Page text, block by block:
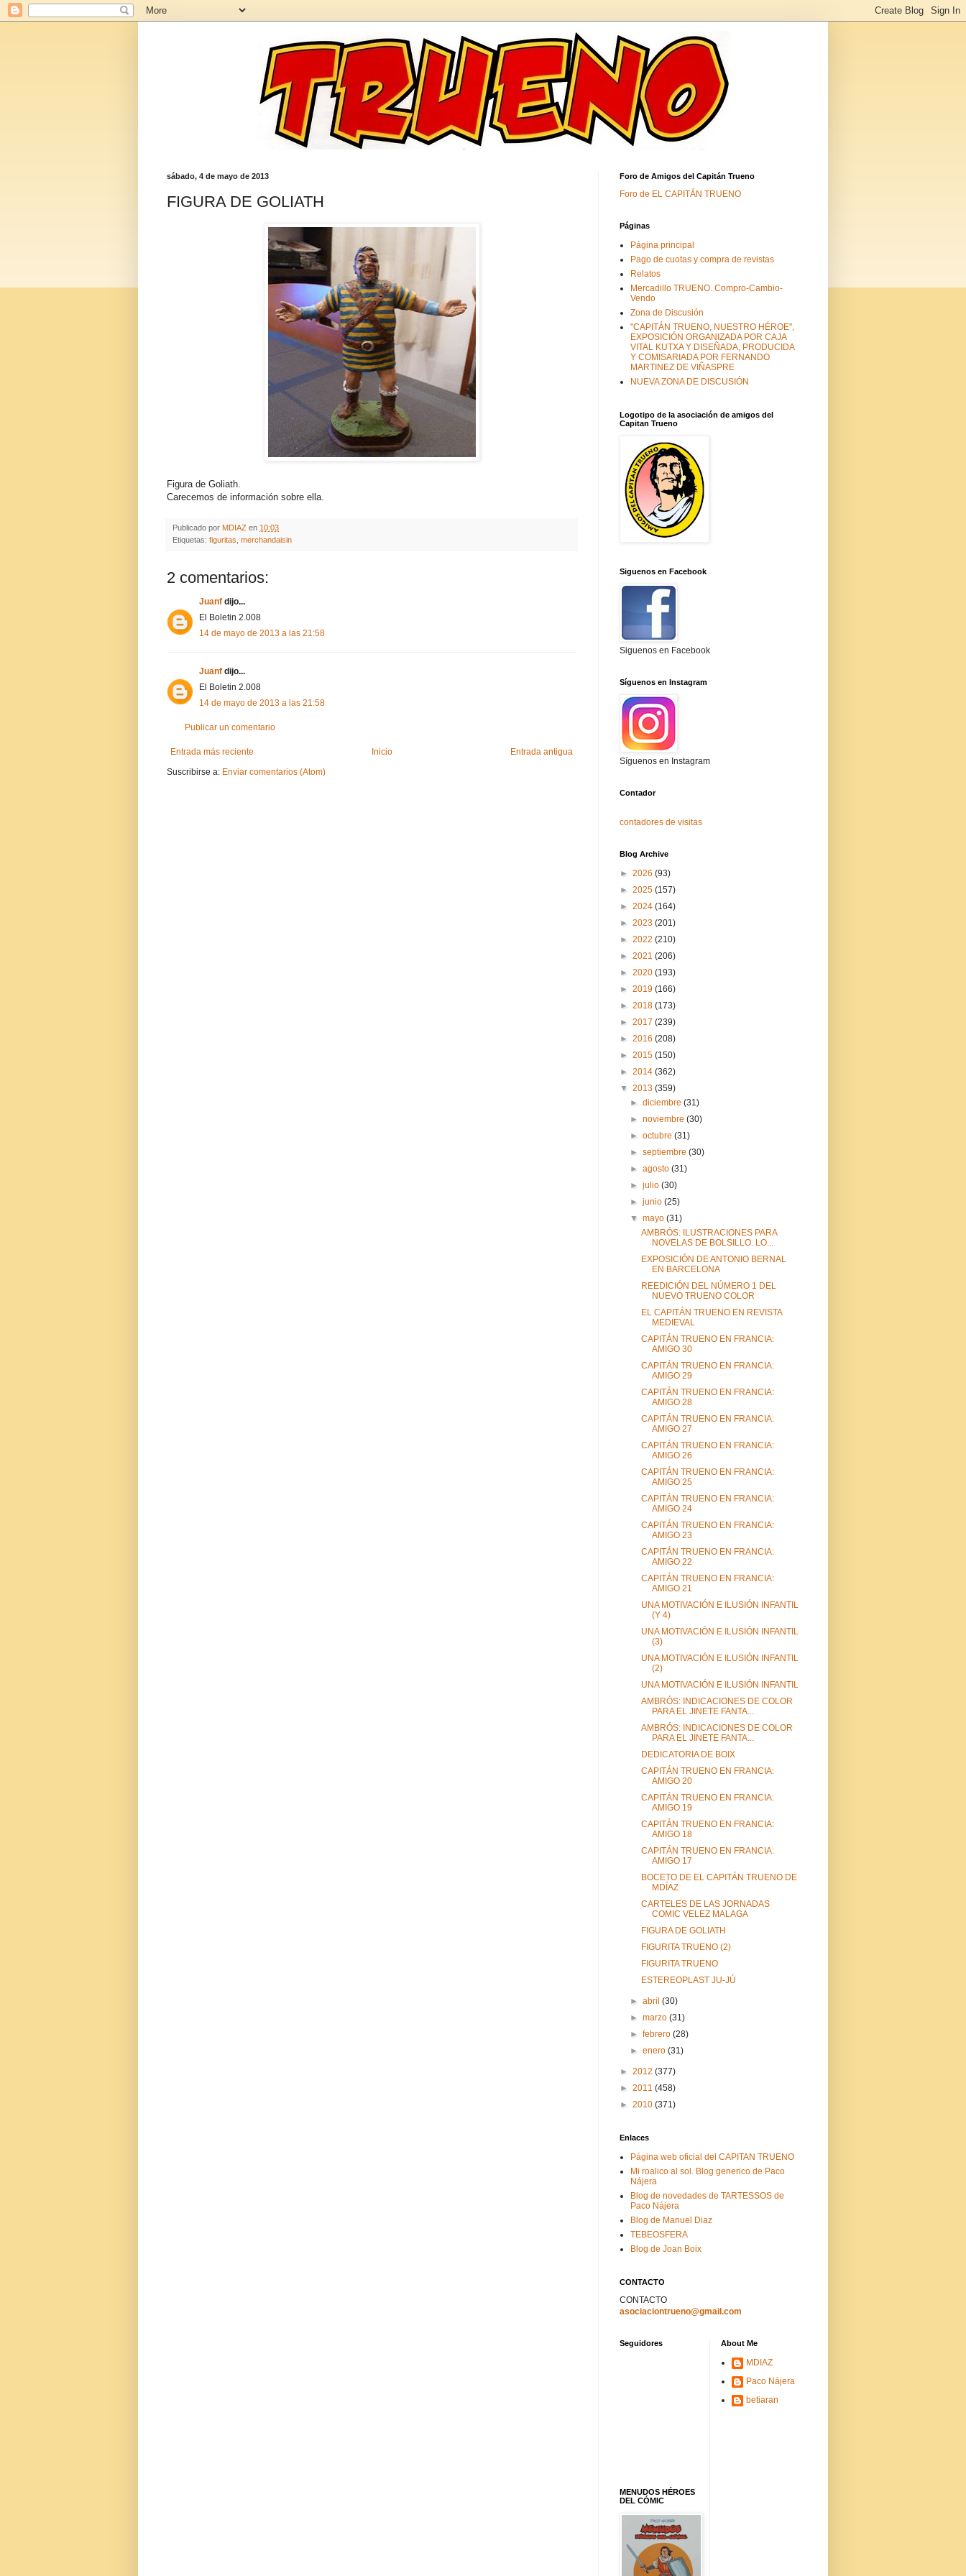
sábado, 4 de mayo de 2013
FIGURA DE GOLIATH
Figura de Goliath.
Carecemos de información sobre ella.
Publicado por MDIAZ en 10:03
Etiquetas: figuritas merchandaisin
2 comentarios:
Juanf dijo...
El Boletin 2.008
14 de mayo de 2013 a las 21:58
Juanf dijo...
El Boletin 2.008
14 de mayo de 2013 a las 21:58
Publicar un comentario
Entrada más reciente Entrada antigua
Inicio
Suscribirse a: Enviar comentarios (Atom)
Foro de Amigos del Capitán Trueno
Foro de EL CAPITÁN TRUENO
Páginas
Página principal
Pago de cuotas y compra de revistas
Relatos
Mercadillo TRUENO. Compro-Cambio-
Vendo
Zona de Discusión
"CAPITÁN TRUENO, NUESTRO HÉROE",
EXPOSICIÓN ORGANIZADA POR CAJA
VITAL KUTXA Y DISEÑADA, PRODUCIDA
Y COMISARIADA POR FERNANDO
MARTINEZ DE VIÑASPRE
NUEVA ZONA DE DISCUSIÓN
Logotipo de la asociación de amigos del
Capitan Trueno
Siguenos en Facebook
Siguenos en Facebook
Síguenos en Instagram
Síguenos en Instagram
Contador
contadores de visitas
Blog Archive
► 2026 (93)
► 2025 (157)
► 2024 (164)
► 2023 (201)
► 2022 (210)
► 2021 (206)
► 2020 (193)
► 2019 (166)
► 2018 (173)
► 2017 (239)
► 2016 (208)
► 2015 (150)
► 2014 (362)
▼ 2013 (359)
►diciembre(31)
►noviembre(30)
►octubre(31)
►septiembre(30)
►agosto(31)
►julio(30)
►junio(25)
▼mayo(31)
AMBRÓS: ILUSTRACIONES PARA
NOVELAS DE BOLSILLO. LO...
EXPOSICIÓN DE ANTONIO BERNAL
EN BARCELONA
REEDICIÓN DEL NÚMERO 1 DEL
NUEVO TRUENO COLOR
EL CAPITÁN TRUENO EN REVISTA
MEDIEVAL
CAPITÁN TRUENO EN FRANCIA:
AMIGO 30
CAPITÁN TRUENO EN FRANCIA:
AMIGO 29
CAPITÁN TRUENO EN FRANCIA:
AMIGO 28
CAPITÁN TRUENO EN FRANCIA:
AMIGO 27
CAPITÁN TRUENO EN FRANCIA:
AMIGO 26
CAPITÁN TRUENO EN FRANCIA:
AMIGO 25
CAPITÁN TRUENO EN FRANCIA:
AMIGO 24
CAPITÁN TRUENO EN FRANCIA:
AMIGO 23
CAPITÁN TRUENO EN FRANCIA:
AMIGO 22
CAPITÁN TRUENO EN FRANCIA:
AMIGO 21
UNA MOTIVACIÓN E ILUSIÓN INFANTIL
(Y 4)
UNA MOTIVACIÓN E ILUSIÓN INFANTIL
(3)
UNA MOTIVACIÓN E ILUSIÓN INFANTIL
(2)
UNA MOTIVACIÓN E ILUSIÓN INFANTIL
AMBRÓS: INDICACIONES DE COLOR
PARA EL JINETE FANTA...
AMBRÓS: INDICACIONES DE COLOR
PARA EL JINETE FANTA...
DEDICATORIA DE BOIX
CAPITÁN TRUENO EN FRANCIA:
AMIGO 20
CAPITÁN TRUENO EN FRANCIA:
AMIGO 19
CAPITÁN TRUENO EN FRANCIA:
AMIGO 18
CAPITÁN TRUENO EN FRANCIA:
AMIGO 17
BOCETO DE EL CAPITÁN TRUENO DE
MDÍAZ
CARTELES DE LAS JORNADAS
COMIC VELEZ MALAGA
FIGURA DE GOLIATH
FIGURITA TRUENO (2)
FIGURITA TRUENO
ESTEREOPLAST JU-JÚ
►abril(30)
►marzo(31)
►febrero(28)
►enero(31)
► 2012 (377)
► 2011 (458)
► 2010 (371)
Enlaces
Página web oficial del CAPITAN TRUENO
Mi roalico al sol. Blog generico de Paco
Nájera
Blog de novedades de TARTESSOS de
Paco Nájera
Blog de Manuel Diaz
TEBEOSFERA
Blog de Joan Boix
CONTACTO
CONTACTO
asociaciontrueno@gmail.com
Seguidores
MENUDOS HÉROES
DEL CÓMIC
About Me
MDIAZ
Paco Nájera
betiaran